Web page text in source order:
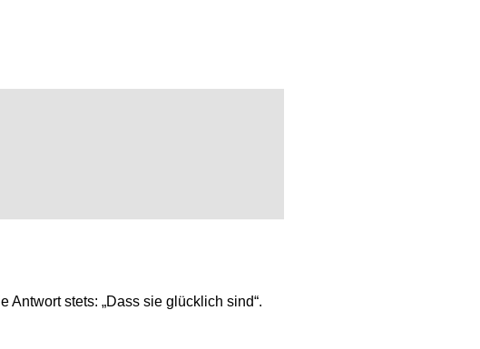
Antwort stets: „Dass sie glücklich sind“.